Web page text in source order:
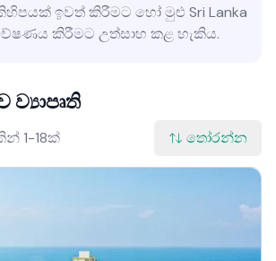
ඉවත් කිරීමට හෝ මුළු Sri Lanka
කිරීමට උත්සාහ කළ හැකිය.
ව්‍යාපෘති
1-18ක් තෝරන්න